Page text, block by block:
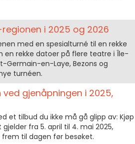
i 2025 og 2026
med en spesialturné til en rekke
en rekke datoer på flere teatre i Île-
Germain-en-Laye, Bezons og
turnéen.
gjenåpningen i 2025,
et tilbud du ikke må gå glipp av: Kjøp
fra 5. april til 4. mai 2025,
til dagen før besøket.